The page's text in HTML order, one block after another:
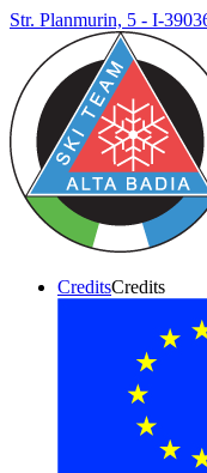
Str. Planmurin, 5 - I-
CreditsCredits